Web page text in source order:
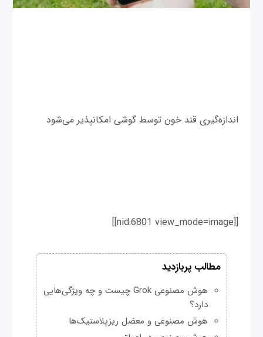
اندازه‌گیری قند خون توسط گوشی امکانپذیر می‌شود
[[nid:6801 view_mode=image]]
مطالب پربازدید
هوش مصنوعی Grok چیست و چه ویژگی‌هایی
دارد؟
هوش مصنوعی و معضل ریزپلاستیک‌ها